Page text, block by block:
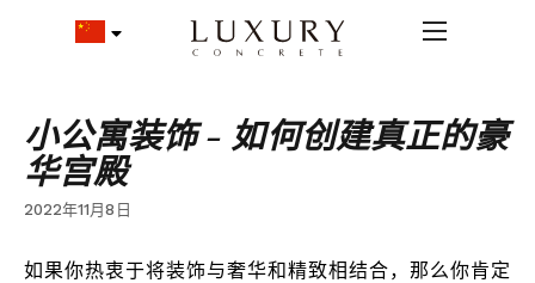
小公寓装饰 - 如何创建真正的豪
华宫殿
2022年11月8日
如果你热衷于将装饰与奢华和精致相结合，那么你肯定